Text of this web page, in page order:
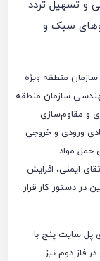
و تسهیل تردد
و خودروهای سبک و
سازمان منطقه ویژه
سازمان منطقه
و مقاوم‌سازی
ورودی و خروجی
حمل مواد
ایمنی، افزایش
در دستور کار قرار
پل سایت پنج با
و در فاز دوم نیز